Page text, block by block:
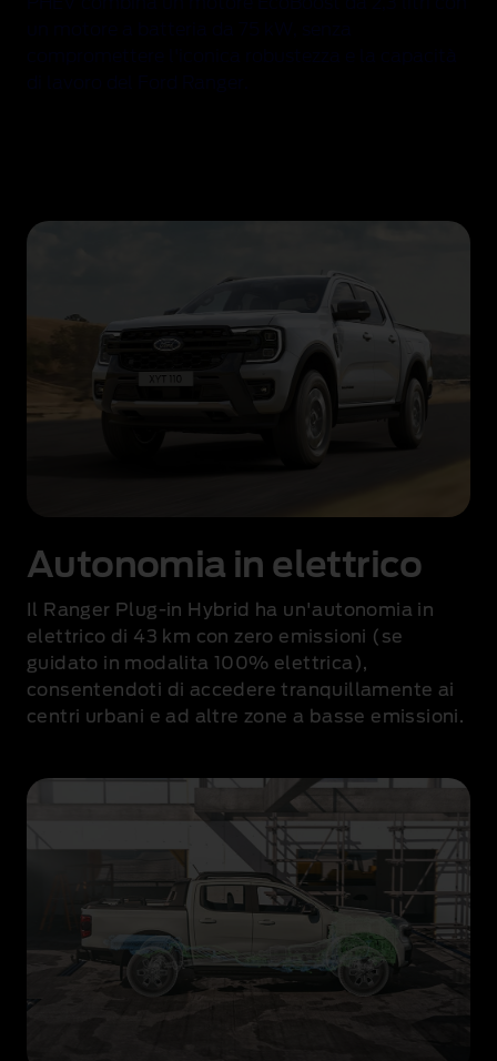
Autonomia in elettrico
Il Ranger Plug-in Hybrid ha un'autonomia in
elettrico di 43 km con zero emissioni (se
guidato in modalita 100% elettrica),
consentendoti di accedere tranquillamente ai
centri urbani e ad altre zone a basse emissioni.